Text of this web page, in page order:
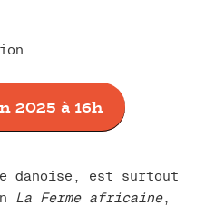
2025 à 16h
danoise, est surtout
La Ferme africaine,